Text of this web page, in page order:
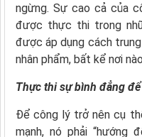
ngừng. Sự cao cả của
được thực thi trong
được áp dụng cách
nhân phẩm, bất kể nơi
Thực thi sự bình đẳng
Để công lý trở nên cụ
mạnh, nó phải “hướng